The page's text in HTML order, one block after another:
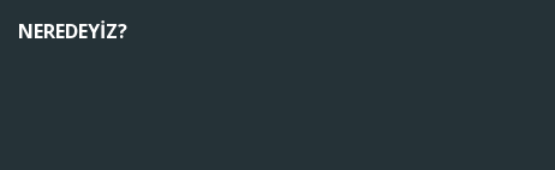
NEREDEYIZ?